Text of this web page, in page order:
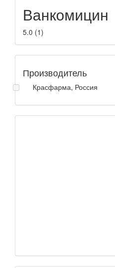
Ванкомицин
5.0 (1)
Производитель
Красфарма, Россия